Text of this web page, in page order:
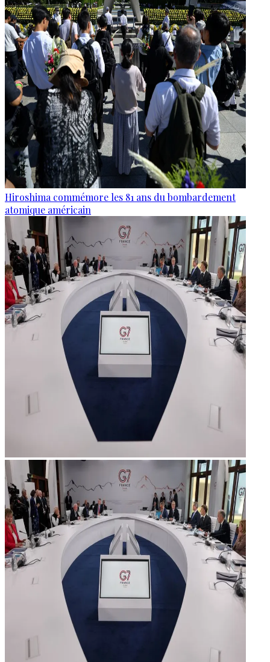
Hiroshima commémore les 81 ans du bombardement
atomique américain